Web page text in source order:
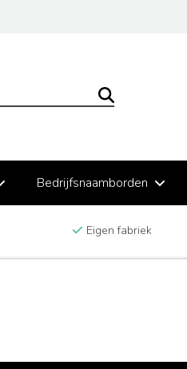
Bedrijfsnaamborden
Eigen fabriek